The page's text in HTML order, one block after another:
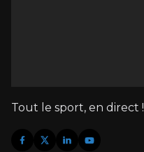
Tout le sport, en direct !